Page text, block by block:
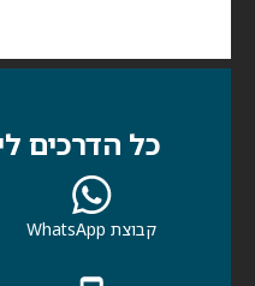
כל הדרכים
קבוצת WhatsApp